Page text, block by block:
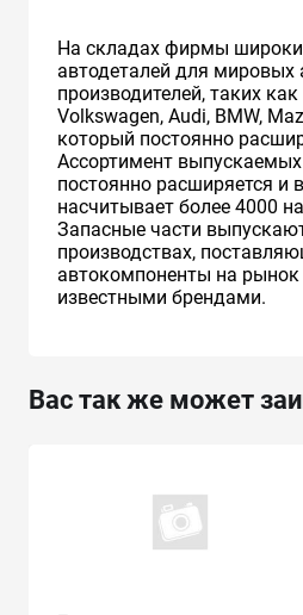
На складах фирмы
автодеталей для
производителей, таких как
Volkswagen, Audi, BMW,
который постоянно
Ассортимент выпускаемых
постоянно расширяется и
насчитывает более 4000
Запасные части
производствах,
автокомпоненты на
известными брендами.
Вас так же может